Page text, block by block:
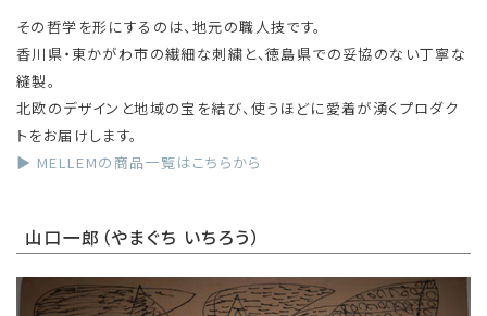
その哲学を形にするのは、地元の職人技です。
香川県・東かがわ市の繊細な刺繍と、徳島県での妥協のない丁寧な
縫製。
北欧のデザインと地域の宝を結び、使うほどに愛着が湧くプロダク
トをお届けします。
▶ MELLEMの商品一覧はこちらから
山口一郎（やまぐち いちろう）